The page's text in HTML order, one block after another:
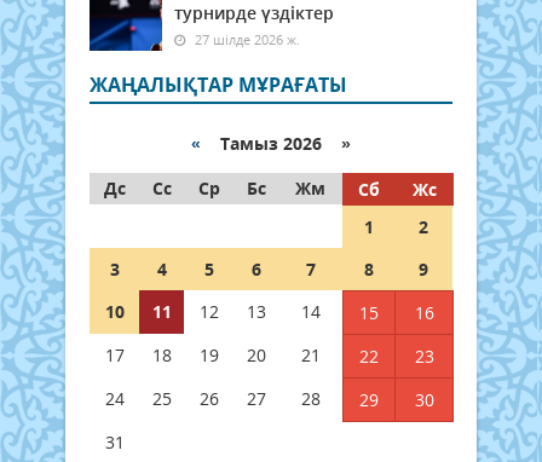
турнирде үздіктер
27 шілде 2026 ж.
ЖАҢАЛЫҚТАР МҰРАҒАТЫ
« Тамыз 2026 »
Дс
Сс Ср Бс Жм Сб
Жс
1
2
3
4 5 6 7 8
9
10
11 12 13 14 15
16
17
18 19 20 21 22
23
24
25 26 27 28 29
30
31